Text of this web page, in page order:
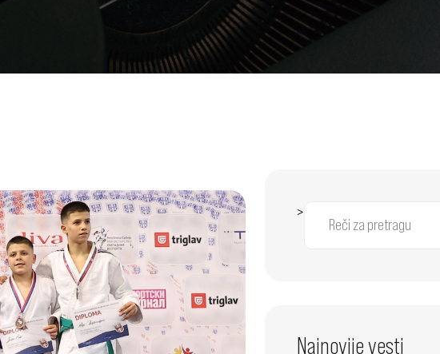
>
Najnovije vesti